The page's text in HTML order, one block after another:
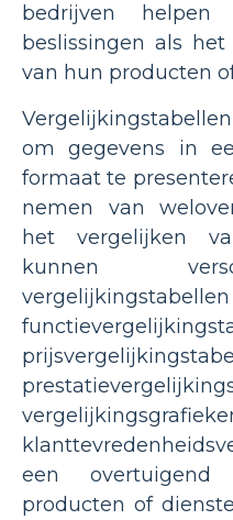
bedrijven
beslissingen als
van hun producten
om gegevens in
formaat te
nemen van
het vergelijken
kunnen
een
producten of